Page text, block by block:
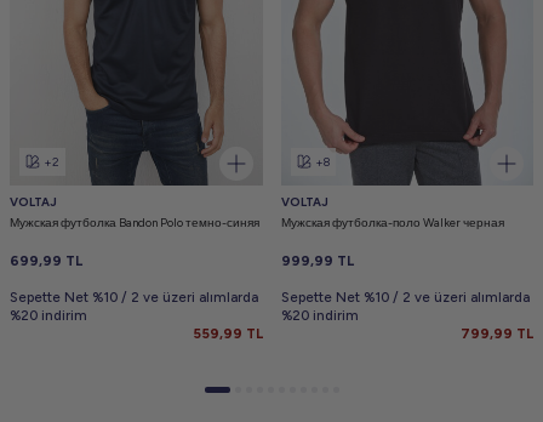
+2
VOLTAJ
Мужская футболка Bandon Polo темно-синяя
699,99 TL
Sepette Net %10 / 2 ve üzeri alımlarda
%20 indirim
559,99 TL
+8
VOLTAJ
Мужская футболка-поло Walker черная
999,99 TL
Sepette Net %10 / 2 ve üzeri alımlarda
%20 indirim
799,99 TL